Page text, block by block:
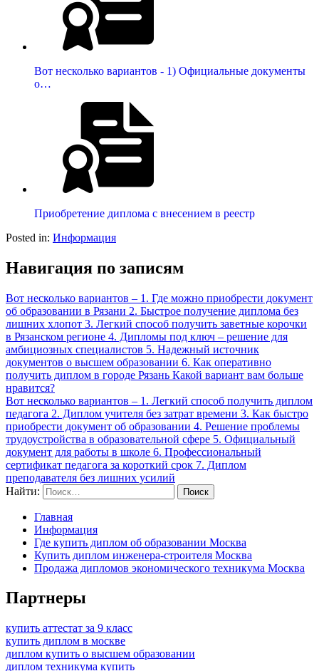
Вот несколько вариантов - 1) Официальные документы
о…
Приобретение диплома с внесением в реестр
Posted in: Информация
Навигация по записям
Вот несколько вариантов – 1. Где можно приобрести документ
об образовании в Рязани 2. Быстрое получение диплома без
лишних хлопот 3. Легкий способ получить заветные корочки
в Рязанском регионе 4. Дипломы под ключ – решение для
амбициозных специалистов 5. Надежный источник
документов о высшем образовании 6. Как оперативно
получить диплом в городе Рязань Какой вариант вам больше
нравится?
Вот несколько вариантов – 1. Легкий способ получить диплом
педагога 2. Диплом учителя без затрат времени 3. Как быстро
приобрести документ об образовании 4. Решение проблемы
трудоустройства в образовательной сфере 5. Официальный
документ для работы в школе 6. Профессиональный
сертификат педагога за короткий срок 7. Диплом
преподавателя без лишних усилий
Найти:
Главная
Информация
Где купить диплом об образовании Москва
Купить диплом инженера-строителя Москва
Продажа дипломов экономического техникума Москва
Партнеры
купить аттестат за 9 класс
купить диплом в москве
диплом купить о высшем образовании
диплом техникума купить